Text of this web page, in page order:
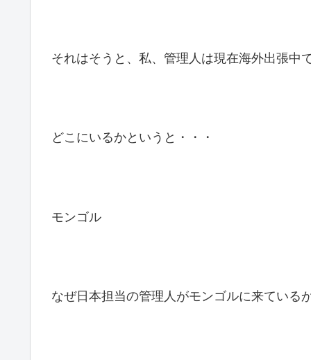
それはそうと、私、管理人は現在海外出張中
どこにいるかというと・・・
モンゴル
なぜ日本担当の管理人がモンゴルに来ている